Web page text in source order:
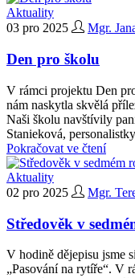
Aktuality
03 pro 2025
Mgr.
Den pro školu
V rámci projektu Den
nám naskytla skvělá
Naši školu navštívily
Stanieková,
Pokračovat ve čtení
Aktuality
02 pro 2025
Mgr.
Středověk v
V hodině dějepisu jsme
„Pasování na rytíře“. V